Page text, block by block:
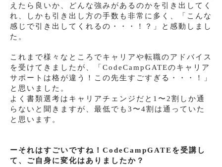
えたら良いか、どんな強みがあるのかを引き出してく
れ、しかも引き出し方の手数も非常に多く、「こんな
感じで引き出してくれるの・・・！？」と感動しまし
た。
これまで様々なところでキャリアや転職のアドバイス
を受けてきましたが、「CodeCampGATEのキャリア
サポートは格が違う！この先生すごすぎる・・・！」
と思いました。
よく書類選考はキャリアチェンジだと1〜2割しか通
らないと聞きますが、最低でも3〜4割は通っていた
と思います。
ーそれはすごいですね！CodeCampGATEを受講し
て、ご自身に変化はありましたか？